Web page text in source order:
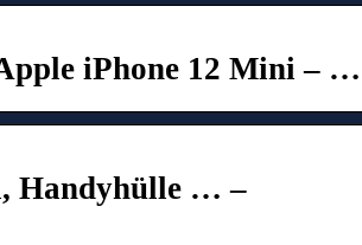
iPhone 12 Mini – …
Handyhülle … –